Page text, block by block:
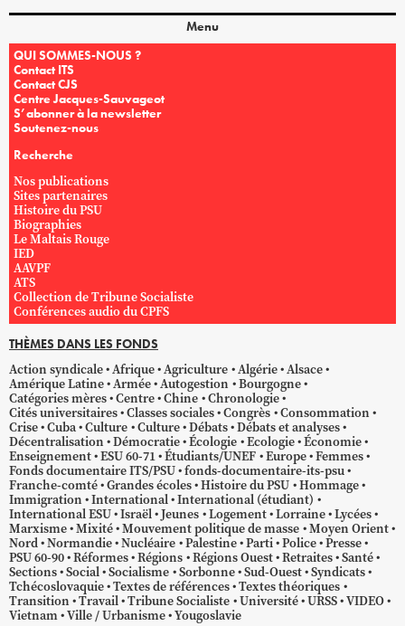
Menu
QUI SOMMES-NOUS ?
Contact ITS
Contact CJS
Centre Jacques-Sauvageot
S’abonner à la newsletter
Soutenez-nous
Recherche
Nos publications
Sites partenaires
Histoire du PSU
Biographies
Le Maltais Rouge
IED
AAVPF
ATS
Collection de Tribune Socialiste
Conférences audio du CPFS
THÈMES DANS LES FONDS
Action syndicale Afrique Agriculture Algérie Alsace
Amérique Latine Armée Autogestion
Bourgogne
Catégories mères Centre Chine Chronologie
Cités universitaires Classes sociales Congrès Consommation
Crise Cuba Culture Culture Débats Débats et analyses
Décentralisation Démocratie Écologie Ecologie Économie
Enseignement ESU 60-71 Étudiants/UNEF Europe Femmes
Fonds documentaire ITS/PSU fonds-documentaire-its-psu
Franche-comté Grandes écoles Histoire du PSU Hommage
Immigration International International (étudiant)
International ESU Israël Jeunes Logement Lorraine Lycées
Marxisme Mixité Mouvement politique de masse Moyen Orient
Nord Normandie Nucléaire Palestine Parti Police Presse
PSU 60-90 Réformes Régions Régions Ouest Retraites Santé
Sections Social Socialisme Sorbonne Sud-Ouest Syndicats
Tchécoslovaquie Textes de références Textes théoriques
Transition Travail Tribune Socialiste Université URSS VIDEO
Vietnam Ville / Urbanisme Yougoslavie